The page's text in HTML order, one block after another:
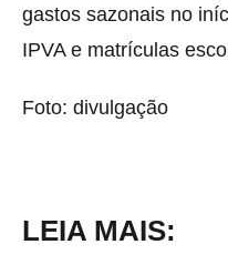
gastos sazonais no
IPVA e matrículas
Foto: divulgação
LEIA MAIS: